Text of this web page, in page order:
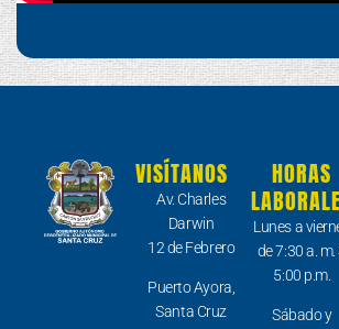
VISÍTANOS
Av. Charles
Darwin
12 de Febrero
Puerto Ayora,
Santa Cruz
HORAS
Lunes a
de 7:30 a. m.
5:00 p.m.
Sábado y